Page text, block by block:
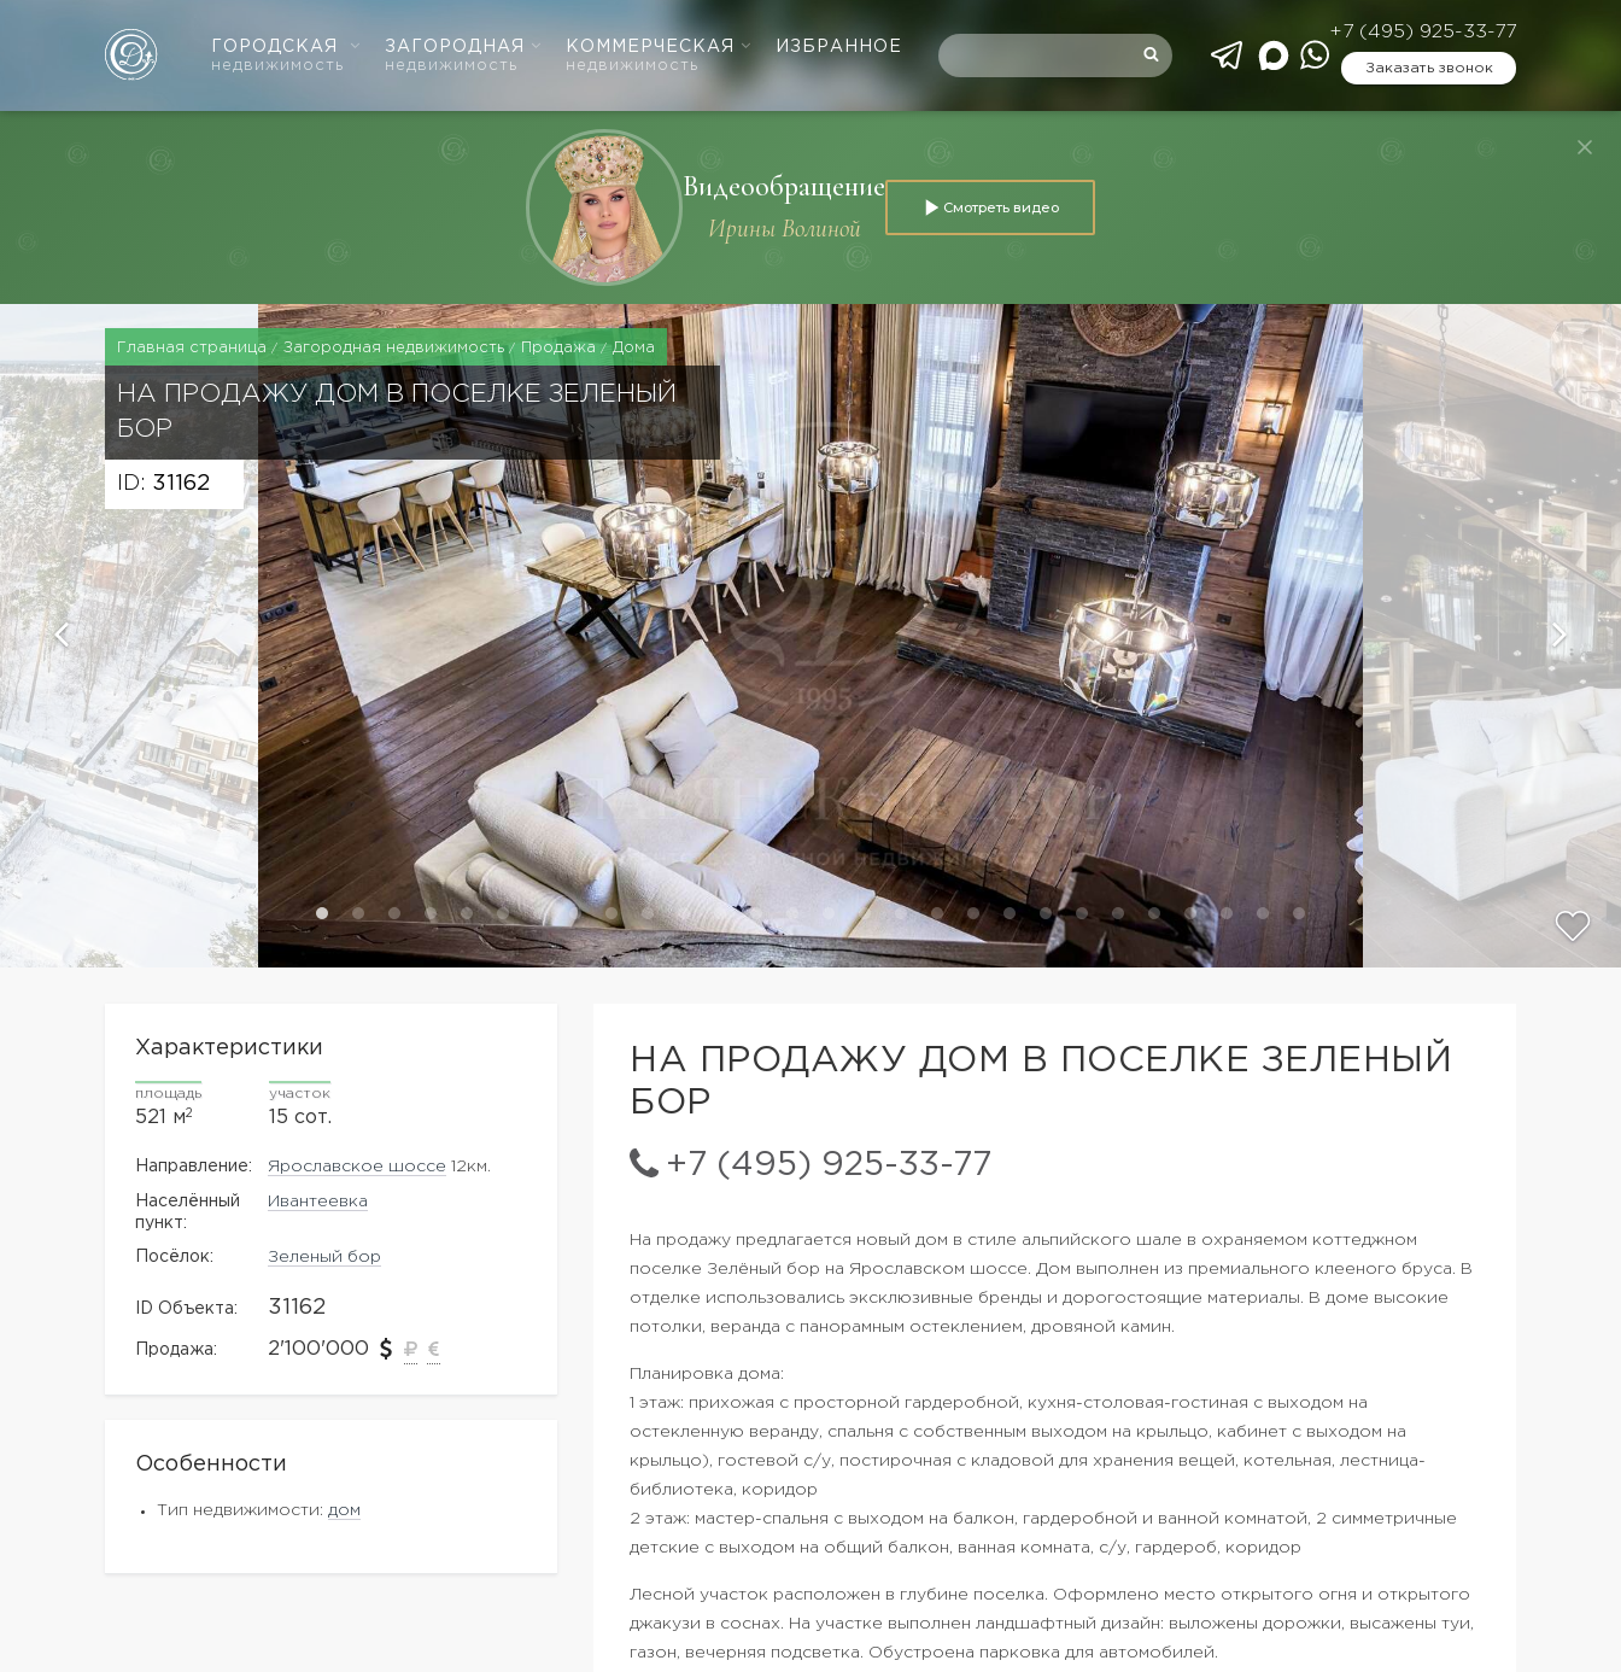
ГОРОДСКАЯ
недвижимость
ЗАГОРОДНАЯ
недвижимость
КОММЕРЧЕСКАЯ
недвижимость
ИЗБРАННОЕ
+7 (495) 925-33-77
Заказать звонок
Видеообращение
Ирины Волиной
Смотреть видео
Главная страница Загородная недвижимость Продажа Дома
НА ПРОДАЖУ ДОМ В ПОСЕЛКЕ ЗЕЛЕНЫЙ
БОР
ID: 31162
НА ПРОДАЖУ ДОМ В ПОСЕЛКЕ ЗЕЛЕНЫЙ
БОР
+7 (495) 925-33-77
Характеристики
площадь
521 м2
участок
15 сот.
Направление: Ярославское шоссе 12км.
Населённый
пункт:
Ивантеевка
Посёлок: Зеленый бор
ID Объекта: 31162
Продажа: 2'100'000
Особенности
Тип недвижимости: дом
На продажу предлагается новый дом в стиле альпийского шале в охраняемом коттеджном
поселке Зелёный бор на Ярославском шоссе. Дом выполнен из премиального клееного бруса. В
отделке использовались эксклюзивные бренды и дорогостоящие материалы. В доме высокие
потолки, веранда с панорамным остеклением, дровяной камин.
Планировка дома:
1 этаж: прихожая с просторной гардеробной, кухня-столовая-гостиная с выходом на
остекленную веранду, спальня с собственным выходом на крыльцо, кабинет с выходом на
крыльцо), гостевой с/у, постирочная с кладовой для хранения вещей, котельная, лестница-
библиотека, коридор
2 этаж: мастер-спальня с выходом на балкон, гардеробной и ванной комнатой, 2 симметричные
детские с выходом на общий балкон, ванная комната, с/у, гардероб, коридор
Лесной участок расположен в глубине поселка. Оформлено место открытого огня и​ открытого
джакузи в соснах.​ На участке выполнен ландшафтный дизайн: выложены дорожки, высажены туи,
газон, вечерняя подсветка. Обустроена парковка для автомобилей.